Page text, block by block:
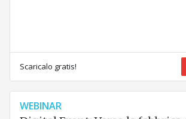
Scaricalo gratis!
WEBINAR